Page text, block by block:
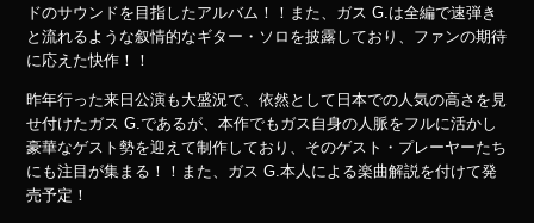
ドのサウンドを目指したアルバム！！また、ガス G.は全編で速弾き
と流れるような叙情的なギター・ソロを披露しており、ファンの期待
に応えた快作！！
昨年行った来日公演も大盛況で、依然として日本での人気の高さを見
せ付けたガス G.であるが、本作でもガス自身の人脈をフルに活かし
豪華なゲスト勢を迎えて制作しており、そのゲスト・プレーヤーたち
にも注目が集まる！！また、ガス G.本人による楽曲解説を付けて発
売予定！